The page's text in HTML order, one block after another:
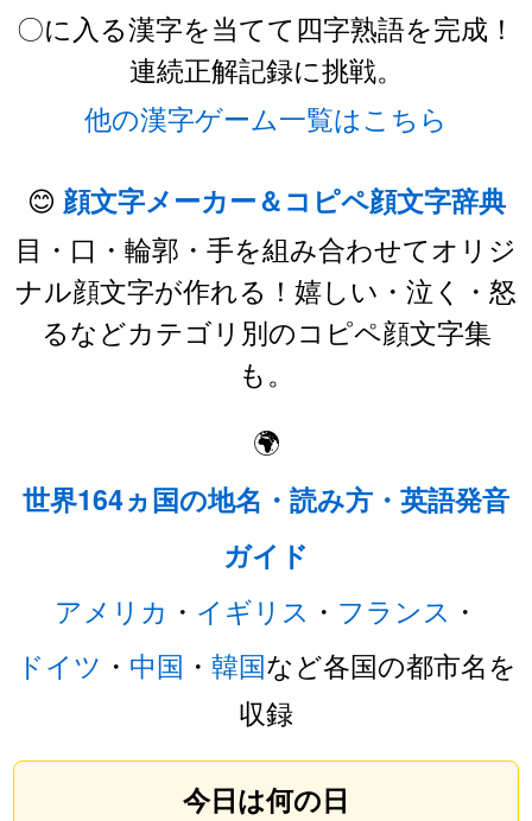
〇に入る漢字を当てて四字熟語を完成！
連続正解記録に挑戦。
他の漢字ゲーム一覧はこちら
😊 顔文字メーカー＆コピペ顔文字辞典
目・口・輪郭・手を組み合わせてオリジ
ナル顔文字が作れる！嬉しい・泣く・怒
るなどカテゴリ別のコピペ顔文字集
も。
🌍
世界164ヵ国の地名・読み方・英語発音
ガイド
アメリカ ・ イギリス ・ フランス ・
ドイツ ・ 中国 ・ 韓国など各国の都市名を
収録
今日は何の日